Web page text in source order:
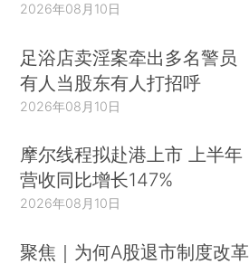
2026年08月10日
足浴店卖淫案牵出多名警员
有人当股东有人打招呼
2026年08月10日
摩尔线程拟赴港上市 上半年
营收同比增长147%
2026年08月10日
聚焦｜为何A股退市制度改革